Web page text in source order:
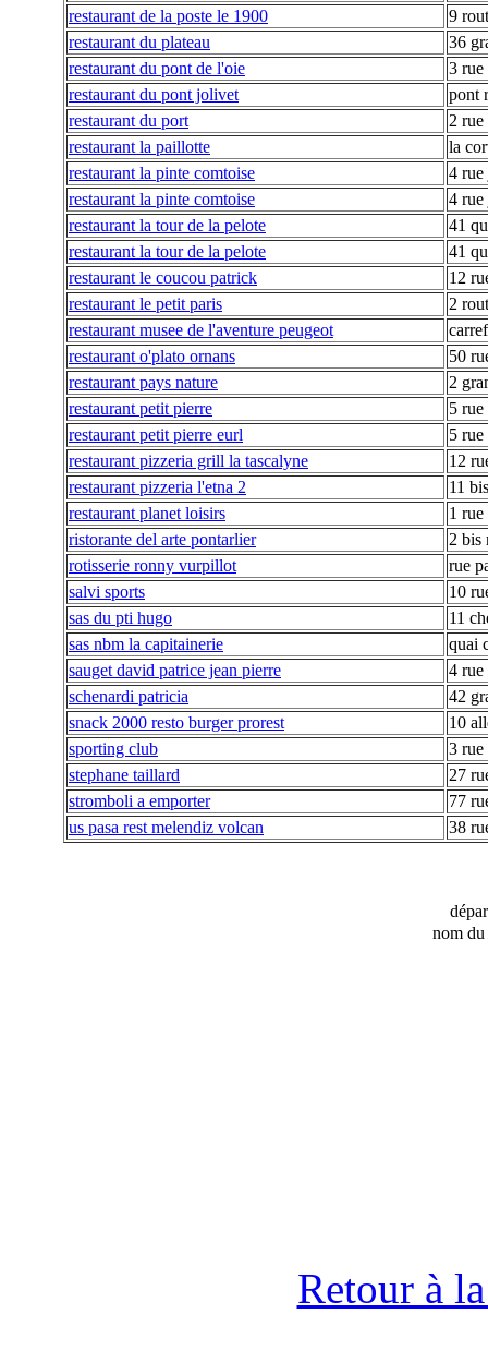
restaurant de la poste le 1900
9
restaurant du plateau
36
restaurant du pont de l'oie
3 rue
restaurant du pont jolivet
pont
restaurant du port
2
restaurant la paillotte
la
restaurant la pinte comtoise
4 rue
restaurant la pinte comtoise
4 rue
restaurant la tour de la pelote
41
restaurant la tour de la pelote
41
restaurant le coucou patrick
12
restaurant le petit paris
2
restaurant musee de l'aventure peugeot
restaurant o'plato ornans
50
restaurant pays nature
2
restaurant petit pierre
5 rue
restaurant petit pierre eurl
5 rue
restaurant pizzeria grill la tascalyne
12
restaurant pizzeria l'etna 2
11
restaurant planet loisirs
1 rue
ristorante del arte pontarlier
2 bis
rotisserie ronny vurpillot
rue
salvi sports
10
sas du pti hugo
11
sas nbm la capitainerie
quai
sauget david patrice jean pierre
4 rue
schenardi patricia
42
snack 2000 resto burger prorest
10
sporting club
3 rue
stephane taillard
27
stromboli a emporter
77
us pasa rest melendiz volcan
38
nom
Retour à